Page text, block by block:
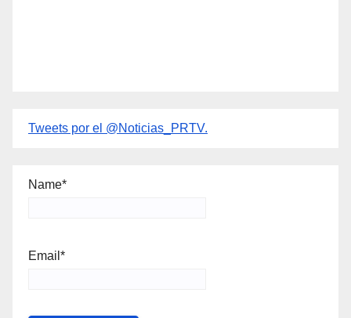
Tweets por el @Noticias_PRTV.
Name*
Email*